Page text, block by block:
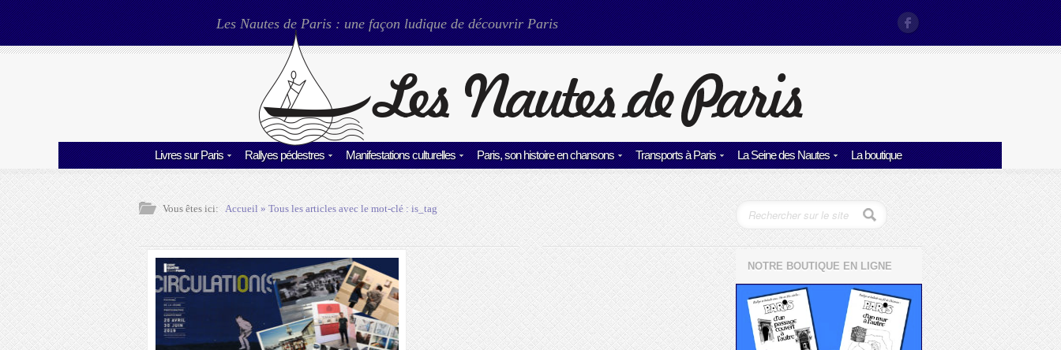
Les Nautes de Paris : une façon ludique de découvrir Paris
Livres sur Paris Rallyes pédestres Manifestations culturelles Paris, son histoire en chansons Transports à Paris La Seine des Nautes La boutique
Vous êtes ici: Accueil» Tous les articles avec le mot-clé :is_tag
NOTRE BOUTIQUE EN LIGNE